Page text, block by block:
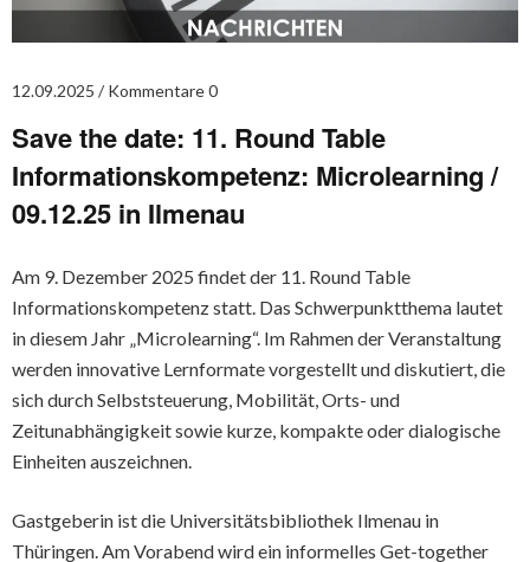
12.09.2025 Kommentare 0
Save the date: 11. Round Table
Informationskompetenz: Microlearning /
09.12.25 in Ilmenau
Am 9. Dezember 2025 findet der 11. Round Table
Informationskompetenz statt. Das Schwerpunktthema lautet
in diesem Jahr „Microlearning“. Im Rahmen der Veranstaltung
werden innovative Lernformate vorgestellt und diskutiert, die
sich durch Selbststeuerung, Mobilität, Orts- und
Zeitunabhängigkeit sowie kurze, kompakte oder dialogische
Einheiten auszeichnen.
Gastgeberin ist die Universitätsbibliothek Ilmenau in
Thüringen. Am Vorabend wird ein informelles Get-together